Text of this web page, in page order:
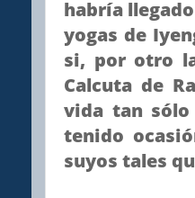
habría
yogas de
si, por otro
Calcuta de
vida tan
tenido
suyos tales